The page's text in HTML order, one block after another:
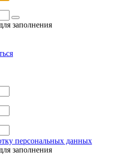
заполнения
персональных данных
заполнения